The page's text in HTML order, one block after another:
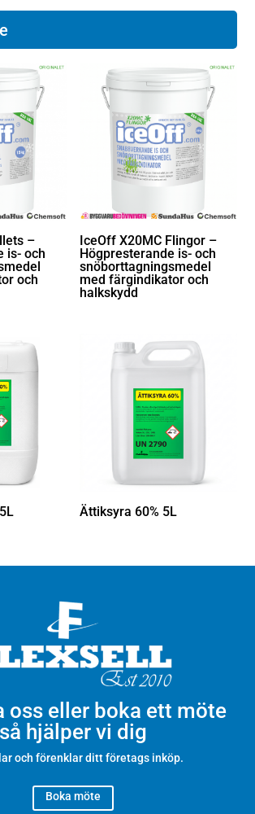
–
is- och
och
IceOff X20MC Flingor –
Högpresterande is- och
snöborttagningsmedel
med färgindikator och
halkskydd
Ättiksyra 60% 5L
oss eller boka ett möte
så hjälper vi dig
och förenklar ditt företags inköp.
Boka möte